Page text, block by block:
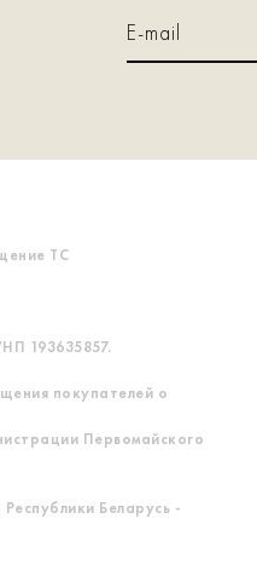
ТС
193635857.
покупателей о
Первомайского
Беларусь -